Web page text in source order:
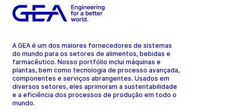
A GEA é um dos maiores fornecedores de sistemas
do mundo para os setores de alimentos, bebidas e
farmacêutico. Nosso portfólio inclui máquinas e
plantas, bem como tecnologia de processo avançada,
componentes e serviços abrangentes. Usados em
diversos setores, eles aprimoram a sustentabilidade
e a eficiência dos processos de produção em todo o
mundo.